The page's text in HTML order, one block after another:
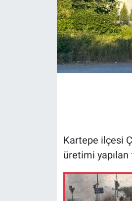
Kartepe ilçesi
üretimi yapılan